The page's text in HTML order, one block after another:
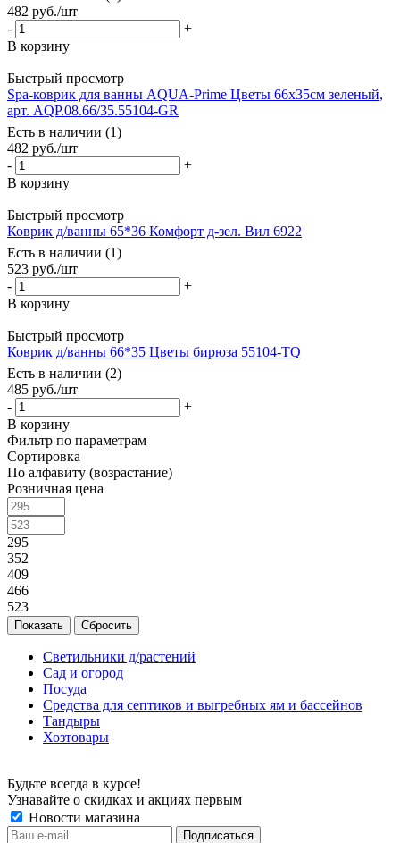
482 руб./шт
-
+
В корзину
Быстрый просмотр
Spa-коврик для ванны AQUA-Prime Цветы 66х35см зеленый,
арт. AQP.08.66/35.55104-GR
Есть в наличии (1)
482 руб./шт
-
+
В корзину
Быстрый просмотр
Коврик д/ванны 65*36 Комфорт д-зел. Вил 6922
Есть в наличии (1)
523 руб./шт
-
+
В корзину
Быстрый просмотр
Коврик д/ванны 66*35 Цветы бирюза 55104-TQ
Есть в наличии (2)
485 руб./шт
-
+
В корзину
Фильтр по параметрам
Сортировка
По алфавиту (возрастание)
Розничная цена
295
352
409
466
523
Сбросить
Светильники д/растений
Сад и огород
Посуда
Средства для септиков и выгребных ям и бассейнов
Тандыры
Хозтовары
Будьте всегда в курсе!
Узнавайте о скидках и акциях первым
Новости магазина